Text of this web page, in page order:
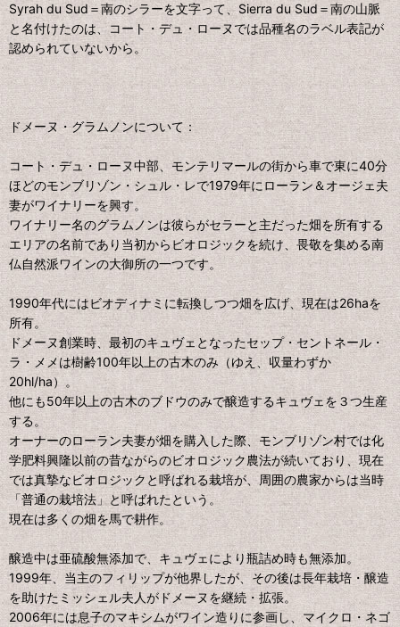
Syrah du Sud＝南のシラーを文字って、Sierra du Sud＝南の山脈
と名付けたのは、コート・デュ・ローヌでは品種名のラベル表記が
認められていないから。
ドメーヌ・グラムノンについて：
コート・デュ・ローヌ中部、モンテリマールの街から車で東に40分
ほどのモンブリゾン・シュル・レで1979年にローラン＆オージェ夫
妻がワイナリーを興す。
ワイナリー名のグラムノンは彼らがセラーと主だった畑を所有する
エリアの名前であり当初からビオロジックを続け、畏敬を集める南
仏自然派ワインの大御所の一つです。
1990年代にはビオディナミに転換しつつ畑を広げ、現在は26haを
所有。
ドメーヌ創業時、最初のキュヴェとなったセップ・セントネール・
ラ・メメは樹齢100年以上の古木のみ（ゆえ、収量わずか
20hl/ha）。
他にも50年以上の古木のブドウのみで醸造するキュヴェを３つ生産
する。
オーナーのローラン夫妻が畑を購入した際、モンブリゾン村では化
学肥料興隆以前の昔ながらのビオロジック農法が続いており、現在
では真摯なビオロジックと呼ばれる栽培が、周囲の農家からは当時
「普通の栽培法」と呼ばれたという。
現在は多くの畑を馬で耕作。
醸造中は亜硫酸無添加で、キュヴェにより瓶詰め時も無添加。
1999年、当主のフィリップが他界したが、その後は長年栽培・醸造
を助けたミッシェル夫人がドメーヌを継続・拡張。
2006年には息子のマキシムがワイン造りに参画し、マイクロ・ネゴ